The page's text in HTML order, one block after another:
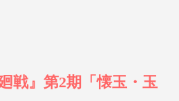
戦』第2期「懐玉・玉